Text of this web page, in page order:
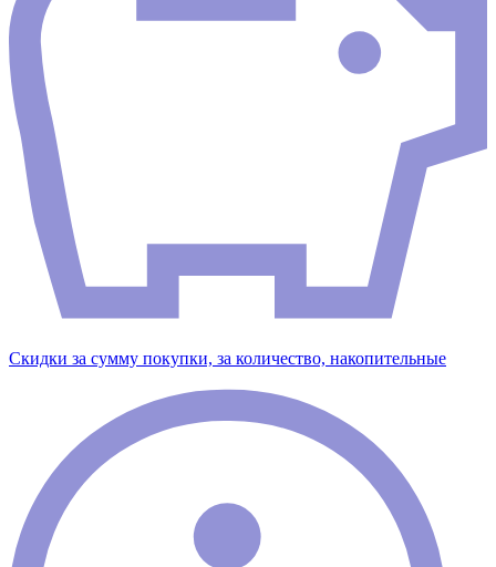
Скидки за сумму покупки, за количество, накопительные